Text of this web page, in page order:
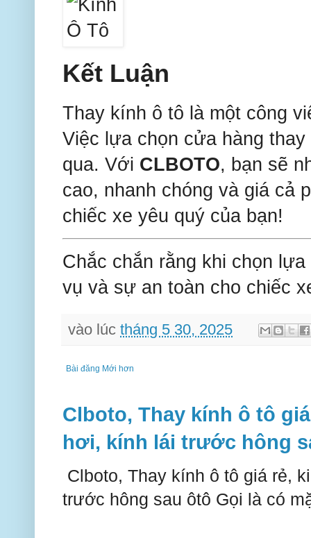
Kết Luận
Thay kính ô tô là một công
Việc lựa chọn cửa hàng
qua. Với CLBOTO, bạn sẽ
cao, nhanh chóng và giá cả
chiếc xe yêu quý của bạn!
Chắc chắn rằng khi chọn lựa
vụ và sự an toàn cho chiếc
vào lúc tháng 5 30, 2025
Bài đăng Mới hơn
Clboto, Thay kính ô tô
hơi, kính lái trước hông
Clboto, Thay kính ô tô giá rẻ,
trước hông sau ôtô Gọi là có